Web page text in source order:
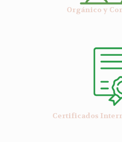
Orgánico y
Certificados